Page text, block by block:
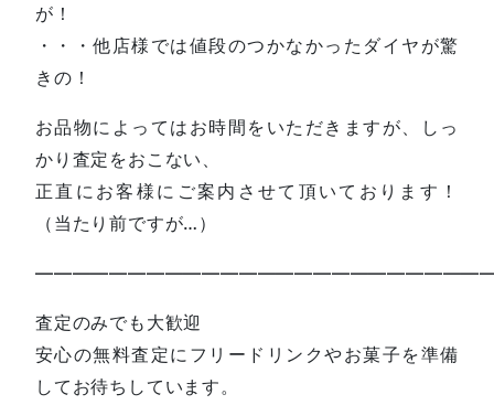
が！
・・・他店様では値段のつかなかったダイヤが驚
きの！
お品物によってはお時間をいただきますが、しっ
かり査定をおこない、
正直にお客様にご案内させて頂いております！
（当たり前ですが…）
査定のみでも大歓迎
安心の無料査定にフリードリンクやお菓子を準備
してお待ちしています。